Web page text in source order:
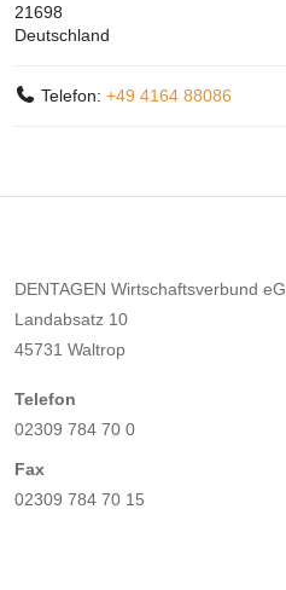
21698
Deutschland
Telefon:+49 4164 88086
DENTAGEN Wirtschaftsverbund eG
Landabsatz 10
45731 Waltrop
Telefon
02309 784 70 0
Fax
02309 784 70 15